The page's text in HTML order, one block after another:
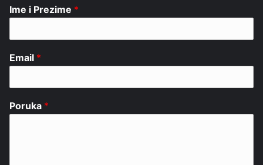
Ime i Prezime *
Email *
Poruka *